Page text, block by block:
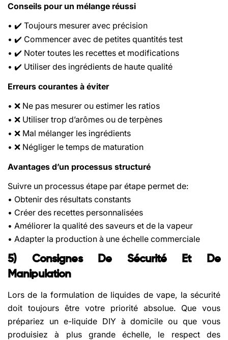
Conseils pour un mélange réussi
• ✔️ Toujours mesurer avec précision
• ✔️ Commencer avec de petites quantités test
• ✔️ Noter toutes les recettes et modifications
• ✔️ Utiliser des ingrédients de haute qualité
Erreurs courantes à éviter
• ❌ Ne pas mesurer ou estimer les ratios
• ❌ Utiliser trop d’arômes ou de terpènes
• ❌ Mal mélanger les ingrédients
• ❌ Négliger le temps de maturation
Avantages d’un processus structuré
Suivre un processus étape par étape permet de:
• Obtenir des résultats constants
• Créer des recettes personnalisées
• Améliorer la qualité des saveurs et de la vapeur
• Adapter la production à une échelle commerciale
5) Consignes De Sécurité Et De
Manipulation
Lors de la formulation de liquides de vape, la sécurité
doit toujours être votre priorité absolue. Que vous
prépariez un e-liquide DIY à domicile ou que vous
produisiez à plus grande échelle, le respect des